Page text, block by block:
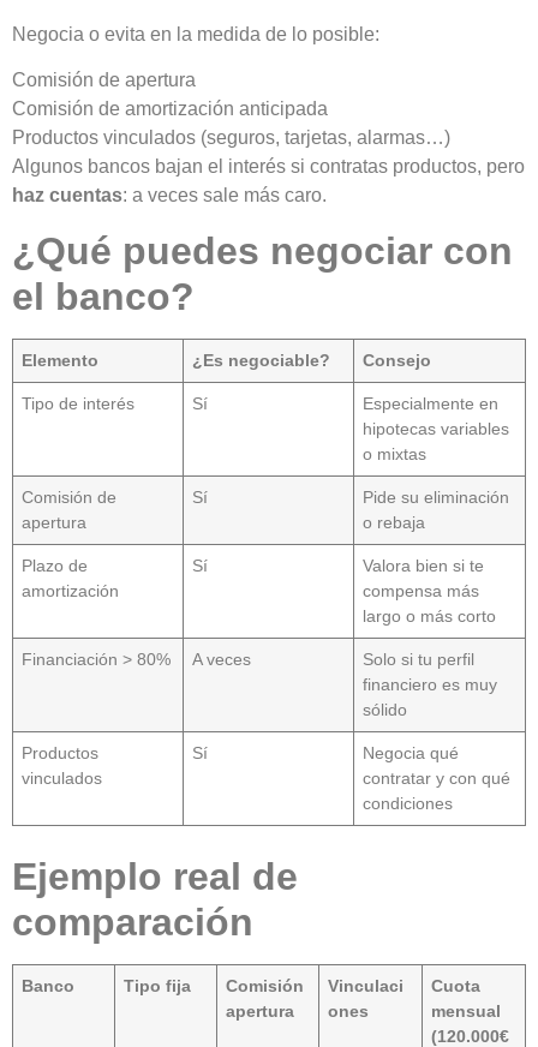
Negocia o evita en la medida de lo posible:
Comisión de apertura
Comisión de amortización anticipada
Productos vinculados (seguros, tarjetas, alarmas…)
Algunos bancos bajan el interés si contratas productos, pero
haz cuentas: a veces sale más caro.
¿Qué puedes negociar con
el banco?
Elemento ¿Es negociable? Consejo
Tipo de interés Sí
Especialmente en
hipotecas variables
o mixtas
Comisión de
apertura
Sí
Pide su eliminación
o rebaja
Plazo de
amortización
Sí
Valora bien si te
compensa más
largo o más corto
Financiación > 80% A veces
Solo si tu perfil
financiero es muy
sólido
Productos
vinculados
Sí
Negocia qué
contratar y con qué
condiciones
Ejemplo real de
comparación
Banco Tipo fija
Comisión
apertura
Vinculaci
ones
Cuota
mensual
(120.000€